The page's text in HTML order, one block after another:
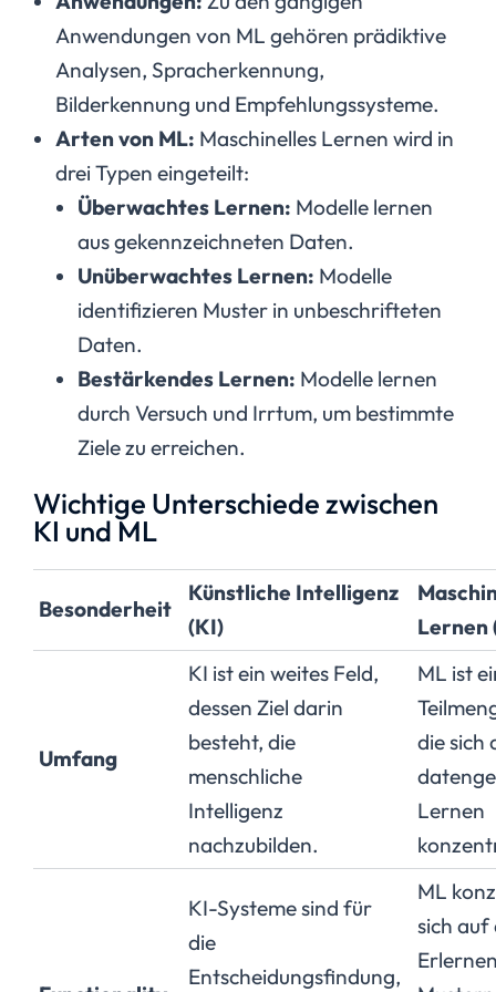
Anwendungen von ML gehören prädiktive
Analysen, Spracherkennung,
Bilderkennung und Empfehlungssysteme.
Arten von ML: Maschinelles Lernen wird in
drei Typen eingeteilt:
Überwachtes Lernen: Modelle lernen
aus gekennzeichneten Daten.
Unüberwachtes Lernen: Modelle
identifizieren Muster in unbeschrifteten
Daten.
Bestärkendes Lernen: Modelle lernen
durch Versuch und Irrtum, um bestimmte
Ziele zu erreichen.
Wichtige Unterschiede zwischen
KI und ML
Besonderheit
Künstliche Intelligenz
(KI)
Lernen
Umfang
KI ist ein weites Feld,
dessen Ziel darin
besteht, die
menschliche
Intelligenz
nachzubilden.
ML ist
die sich
Lernen
KI-Systeme sind für
die
Entscheidungsfindung,
ML
sich auf